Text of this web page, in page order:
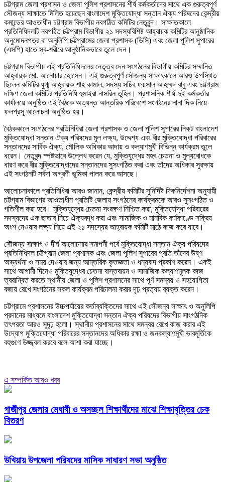
চট্টগ্রাম জেলা প্রশাসন ও জেলা পুলিশ প্রশাসনের শীর্ষ কর্মকর্তাদের সাথে এক গুরুত্বপূর্ণ
সৌজন্য সাক্ষাতে মিলিত হয়েছেন বাংলাদেশ মুক্তিযোদ্ধা সন্তান ঐক্য পরিষদের কেন্দ্রীয়
কমান্ডের আওতাধীন চট্টগ্রাম বিভাগীয় নবগঠিত কমিটির নেতৃবৃন্দ। সাক্ষাতকালে
প্রতিনিধিদলটি নবগঠিত চট্টগ্রাম বিভাগীয় ২১ সদস্যবিশিষ্ট আহ্বায়ক কমিটির আনুষ্ঠানিক
অনুমোদনপত্র বা অনুলিপি চট্টগ্রামের জেলা প্রশাসক (ডিসি) এবং জেলা পুলিশ সুপারের
(এসপি) হাতে স্ব-শরীরে আনুষ্ঠানিকভাবে তুলে দেন।
চট্টগ্রাম বিভাগীয় এই প্রতিনিধিদলের নেতৃত্ব দেন সংগঠনের বিভাগীয় কমিটির সম্মানিত
আহ্বায়ক মো. আনোয়ার হোসেন। এই গুরুত্বপূর্ণ সৌজন্য সাক্ষাৎকালে আরও উপস্থিত
ছিলেন কমিটির যুগ্ম আহ্বায়ক শাহ কামাল, সদস্য সচিব ফয়সাল আহম্মদ বাবু এবং চট্টগ্রাম
দক্ষিণ জেলা কমিটির প্রতিনিধি হুমাইরা নাসরিন তুহিন। প্রশাসনিক শীর্ষ দুই কর্মকর্তার
কার্যালয়ে অনুষ্ঠিত এই বৈঠকে অত্যন্ত আন্তরিক পরিবেশে সংগঠনের নানা দিক নিয়ে
ফলপ্রসূ আলোচনা অনুষ্ঠিত হয়।
বৈঠককালে সংগঠনের প্রতিনিধিরা জেলা প্রশাসক ও জেলা পুলিশ সুপারের নিকট বাংলাদেশ
মুক্তিযোদ্ধা সন্তান ঐক্য পরিষদের মূল লক্ষ্য, উদ্দেশ্য এবং বীর মুক্তিযোদ্ধা পরিবারের
সন্তানদের সার্বিক ঐক্য, মৌলিক অধিকার আদায় ও কল্যাণমুখী বিভিন্ন কার্যক্রম তুলে
ধরেন। নেতৃবৃন্দ স্পষ্টভাবে উল্লেখ করেন যে, মুক্তিযুদ্ধের মহৎ চেতনা ও মূল্যবোধকে
ধারণ করে বীর মুক্তিযোদ্ধাদের সন্তানদের সুসংগঠিত করা এবং তাঁদের অধিকার সুরক্ষায়
এই সংগঠনটি সর্বদা অগ্রণী ভূমিকা পালন করে আসছে।
আলোচনাকালে প্রতিনিধিরা আরও জানান, কেন্দ্রীয় কমিটির সুনির্দিষ্ট দিকনির্দেশনা অনুযায়ী
চট্টগ্রাম বিভাগের আওতাধীন প্রতিটি জেলায় সংগঠনের কার্যক্রমকে আরও সুসংগঠিত ও
গতিশীল করা হবে। মুক্তিযুদ্ধের চেতনা সংরক্ষণ নিশ্চিত করা, মুক্তিযোদ্ধা পরিবারের
সদস্যদের এক ছাতার নিচে ঐক্যবদ্ধ করা এবং সামাজিক ও মানবিক কর্মকাণ্ডে সক্রিয়
অংশ নেওয়ার লক্ষ্য নিয়ে এই ২১ সদস্যের আহ্বায়ক কমিটি মাঠে কাজ করে যাবে।
সৌজন্য সাক্ষাৎ ও দীর্ঘ আলোচনার সমাপনী পর্বে মুক্তিযোদ্ধা সন্তান ঐক্য পরিষদের
প্রতিনিধিদল চট্টগ্রাম জেলা প্রশাসক এবং জেলা পুলিশ সুপারের প্রতি তাঁদের উষ্ণ
অভ্যর্থনা ও সময় দেওয়ার জন্য আন্তরিক কৃতজ্ঞতা ও ধন্যবাদ প্রকাশ করেন। একই
সাথে আগামী দিনেও মুক্তিযুদ্ধের চেতনা বাস্তবায়ন ও সামাজিক কল্যাণমূলক কাজ
ত্বরান্বিত করতে স্থানীয় জেলা ও পুলিশ প্রশাসনের সাথে পূর্ণ সমন্বয় ও সহযোগিতা
বজায় রেখে সংগঠনের সকল কার্যক্রম পরিচালনা করার দৃঢ় প্রত্যয় ব্যক্ত করেন।
চট্টগ্রামে প্রশাসনের উচ্চপর্যায়ের কর্তাব্যক্তিদের সাথে এই সৌজন্য সাক্ষাৎ ও অনুলিপি
প্রদানের মাধ্যমে বাংলাদেশ মুক্তিযোদ্ধা সন্তান ঐক্য পরিষদের বিভাগীয় সাংগঠনিক
তৎপরতা আরও সুদৃঢ় হলো। স্থানীয় প্রশাসনের সাথে সমন্বয় রেখে কাজ করার এই
উদ্যোগ মুক্তিযোদ্ধা পরিবারের সন্তানদের অধিকার রক্ষা ও জনকল্যাণমুখী ভাবমূর্তিকে
বহুগুণে উজ্জ্বল করবে বলে আশা করা যাচ্ছে।
এ সম্পর্কিত আরও খবর
গাজীপুর জেলার মেধাবী ও অসচ্ছল শিক্ষার্থীদের মাঝে শিক্ষাবৃত্তির চেক
বিতরণ
উখিয়ায় উপজেলা পরিষদের মাসিক সাধারণ সভা অনুষ্ঠিত